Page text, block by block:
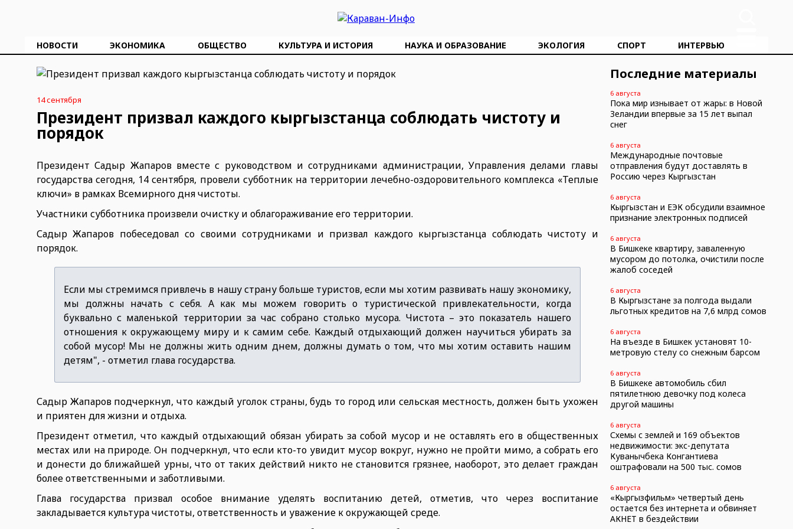
НОВОСТИ ЭКОНОМИКА ОБЩЕСТВО КУЛЬТУРА И ИСТОРИЯ НАУКА И ОБРАЗОВАНИЕ ЭКОЛОГИЯ СПОРТ ИНТЕРВЬЮ
14 сентября
Президент призвал каждого кыргызстанца соблюдать чистоту и
порядок
Президент Садыр Жапаров вместе с руководством и сотрудниками администрации, Управления делами главы
государства сегодня, 14 сентября, провели субботник на территории лечебно-оздоровительного комплекса «Теплые
ключи» в рамках Всемирного дня чистоты.
Участники субботника произвели очистку и облагораживание его территории.
Садыр Жапаров побеседовал со своими сотрудниками и призвал каждого кыргызстанца соблюдать чистоту и
порядок.
Если мы стремимся привлечь в нашу страну больше туристов, если мы хотим развивать нашу экономику,
мы должны начать с себя. А как мы можем говорить о туристической привлекательности, когда
буквально с маленькой территории за час собрано столько мусора. Чистота – это показатель нашего
отношения к окружающему миру и к самим себе. Каждый отдыхающий должен научиться убирать за
собой мусор! Мы не должны жить одним днем, должны думать о том, что мы хотим оставить нашим
детям", - отметил глава государства.
Садыр Жапаров подчеркнул, что каждый уголок страны, будь то город или сельская местность, должен быть ухожен
и приятен для жизни и отдыха.
Президент отметил, что каждый отдыхающий обязан убирать за собой мусор и не оставлять его в общественных
местах или на природе. Он подчеркнул, что если кто-то увидит мусор вокруг, нужно не пройти мимо, а собрать его
и донести до ближайшей урны, что от таких действий никто не становится грязнее, наоборот, это делает граждан
более ответственными и заботливыми.
Глава государства призвал особое внимание уделять воспитанию детей, отметив, что через воспитание
закладывается культура чистоты, ответственность и уважение к окружающей среде.
Последние материалы
6 августа
Пока мир изнывает от жары: в Новой
Зеландии впервые за 15 лет выпал
снег
6 августа
Международные почтовые
отправления будут доставлять в
Россию через Кыргызстан
6 августа
Кыргызстан и ЕЭК обсудили взаимное
признание электронных подписей
6 августа
В Бишкеке квартиру, заваленную
мусором до потолка, очистили после
жалоб соседей
6 августа
В Кыргызстане за полгода выдали
льготных кредитов на 7,6 млрд сомов
6 августа
На въезде в Бишкек установят 10-
метровую стелу со снежным барсом
6 августа
В Бишкеке автомобиль сбил
пятилетнюю девочку под колеса
другой машины
6 августа
Схемы с землей и 169 объектов
недвижимости: экс-депутата
Куванычбека Конгантиева
оштрафовали на 500 тыс. сомов
6 августа
«Кыргызфильм» четвертый день
остается без интернета и обвиняет
АКНЕТ в бездействии